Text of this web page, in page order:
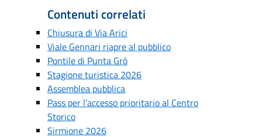
Contenuti correlati
Chiusura di Via Arici
Viale Gennari riapre al pubblico
Pontile di Punta Grò
Stagione turistica 2026
Assemblea pubblica
Pass per l’accesso prioritario al Centro
Storico
Sirmione 2026